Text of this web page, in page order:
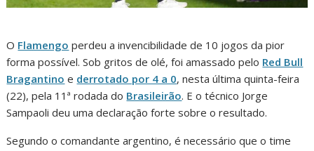
O Flamengo perdeu a invencibilidade de 10 jogos da pior
forma possível. Sob gritos de olé, foi amassado pelo Red Bull
Bragantino e derrotado por 4 a 0, nesta última quinta-feira
(22), pela 11ª rodada do Brasileirão. E o técnico Jorge
Sampaoli deu uma declaração forte sobre o resultado.
Segundo o comandante argentino, é necessário que o time